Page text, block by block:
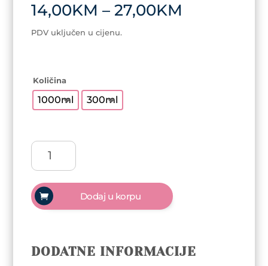
14,00KM – 27,00KM
PDV uključen u cijenu.
Količina
1000ml 300ml
Seri
Color
shield
maska
za
farbanu
Dodaj u korpu
DODATNE INFORMACIJE